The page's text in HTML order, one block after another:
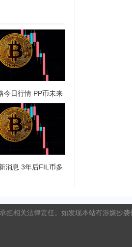
今日行情 PP币未来
的前景展望
消息 3年后FIL币多
相关法律责任。如发现本站有涉嫌抄